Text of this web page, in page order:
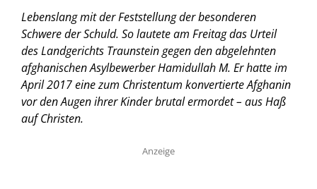
Lebenslang mit der Feststellung der besonderen
Schwere der Schuld. So lautete am Freitag das Urteil
des Landgerichts Traunstein gegen den abgelehnten
afghanischen Asylbewerber Hamidullah M. Er hatte im
April 2017 eine zum Christentum konvertierte Afghanin
vor den Augen ihrer Kinder brutal ermordet – aus Haß
auf Christen.
Anzeige